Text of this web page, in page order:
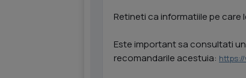
Retineti ca informatiile pe
Este important sa consultati
recomandarile acestuia: